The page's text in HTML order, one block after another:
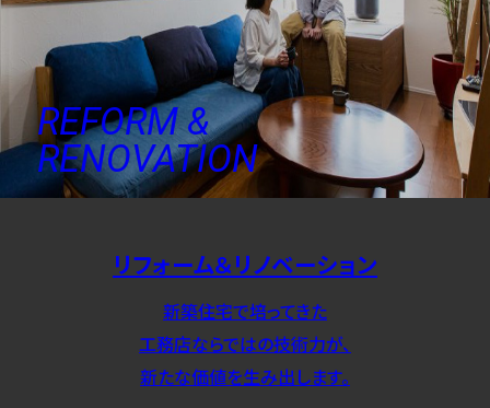
REFORM &
RENOVATION
リフォーム＆リノベーション
新築住宅で培ってきた
工務店ならではの技術力が、
新たな価値を生み出します。